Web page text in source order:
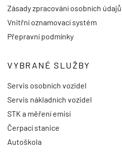
Zásady zpracování osobních údajů
Vnitřní oznamovací systém
Přepravní podmínky
VYBRANÉ SLUŽBY
Servis osobních vozidel
Servis nákladních vozidel
STK a měření emisí
Čerpací stanice
Autoškola